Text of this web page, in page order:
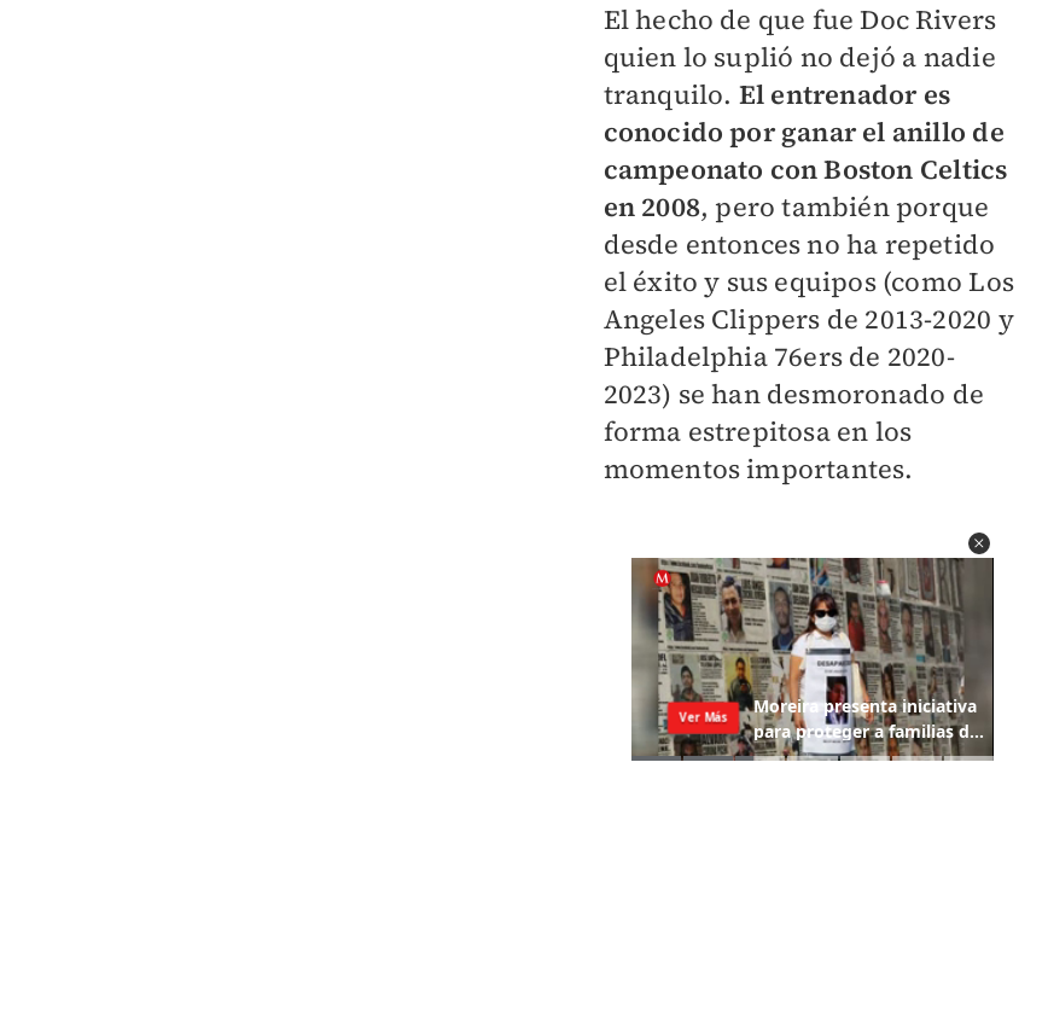
El hecho de que fue Doc Rivers
quien lo suplió no dejó a nadie
tranquilo. El entrenador es
conocido por ganar el anillo de
campeonato con Boston Celtics
en 2008, pero también porque
desde entonces no ha repetido
el éxito y sus equipos (como Los
Angeles Clippers de 2013-2020 y
Philadelphia 76ers de 2020-
2023) se han desmoronado de
forma estrepitosa en los
momentos importantes.